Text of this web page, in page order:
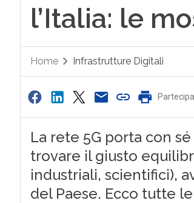
l’Italia: le
Home Infrastrutture Digitali
La rete 5G porta con
trovare il giusto
industriali, scientifici),
del Paese. Ecco tutte